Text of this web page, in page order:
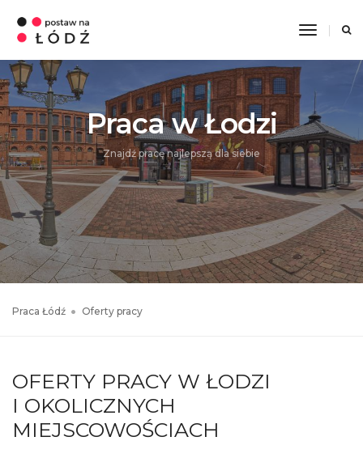
Toggle
Praca w Łodzi
Znajdź pracę najlepszą dla siebie
Praca Łódź Oferty pracy
OFERTY PRACY W ŁODZI
I OKOLICZNYCH
MIEJSCOWOŚCIACH